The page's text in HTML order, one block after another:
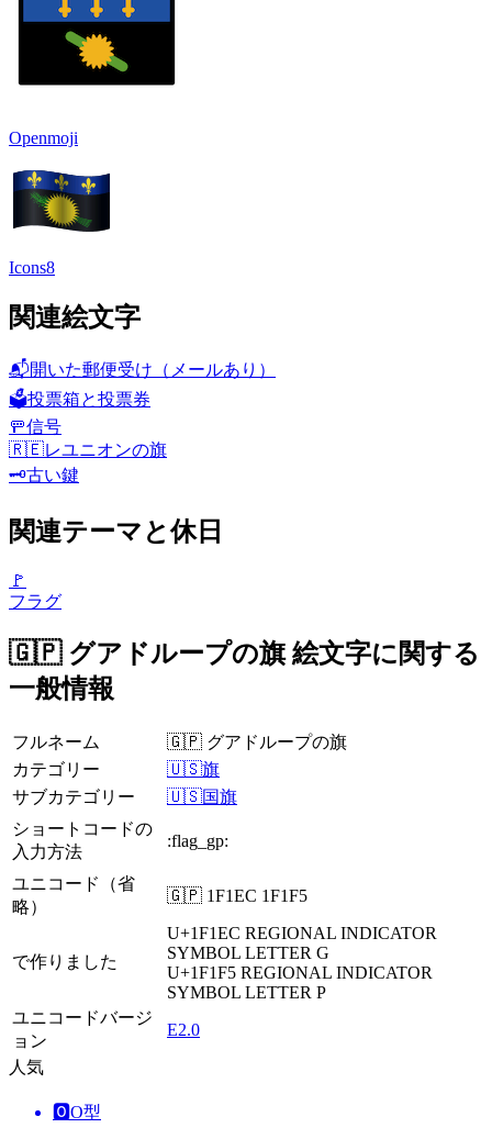
Openmoji
Icons8
関連絵文字
📬開いた郵便受け（メールあり）
🗳️投票箱と投票券
🚥信号
🇷🇪レユニオンの旗
🗝️古い鍵
関連テーマと休日
🚩
フラグ
🇬🇵 グアドループの旗 絵文字に関する
一般情報
フルネーム
🇬🇵 グアドループの旗
カテゴリー
🇺🇸旗
サブカテゴリー
🇺🇸国旗
ショートコードの
入力方法
:flag_gp:
ユニコード（省
略）
🇬🇵 1F1EC 1F1F5
で作りました
U+1F1EC REGIONAL INDICATOR
SYMBOL LETTER G
U+1F1F5 REGIONAL INDICATOR
SYMBOL LETTER P
ユニコードバージ
ョン
E2.0
人気
🅾️O型